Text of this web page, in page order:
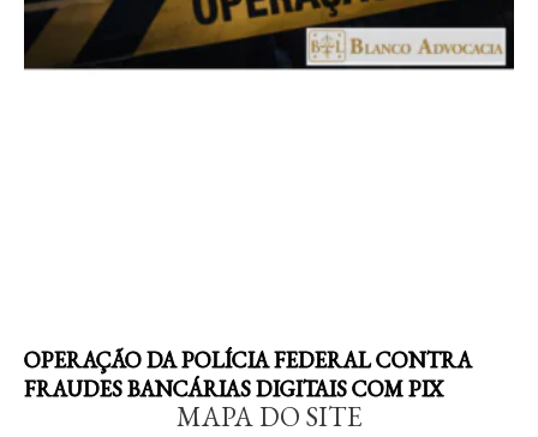
OPERAÇÃO DA POLÍCIA FEDERAL CONTRA
FRAUDES BANCÁRIAS DIGITAIS COM PIX
MAPA DO SITE